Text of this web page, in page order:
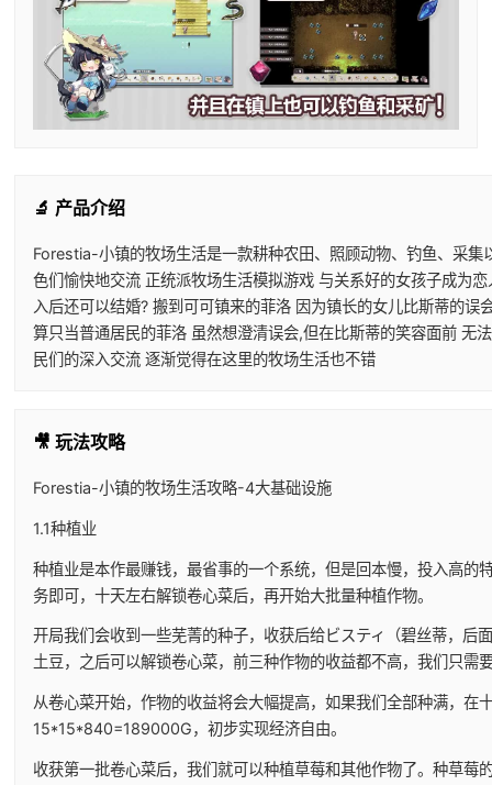
🔬 产品介绍
Forestia-小镇的牧场生活是一款耕种农田、照顾动物、钓鱼、采集
色们愉快地交流 正统派牧场生活模拟游戏 与关系好的女孩子成为
入后还可以结婚? 搬到可可镇来的菲洛 因为镇长的女儿比斯蒂的误
算只当普通居民的菲洛 虽然想澄清误会,但在比斯蒂的笑容面前 无
民们的深入交流 逐渐觉得在这里的牧场生活也不错
🎥 玩法攻略
Forestia-小镇的牧场生活攻略-4大基础设施
1.1种植业
种植业是本作最赚钱，最省事的一个系统，但是回本慢，投入高的
务即可，十天左右解锁卷心菜后，再开始大批量种植作物。
开局我们会收到一些芜菁的种子，收获后给ビスティ（碧丝蒂，后
土豆，之后可以解锁卷心菜，前三种作物的收益都不高，我们只需
从卷心菜开始，作物的收益将会大幅提高，如果我们全部种满，在
15*15*840=189000G，初步实现经济自由。
收获第一批卷心菜后，我们就可以种植草莓和其他作物了。种草莓